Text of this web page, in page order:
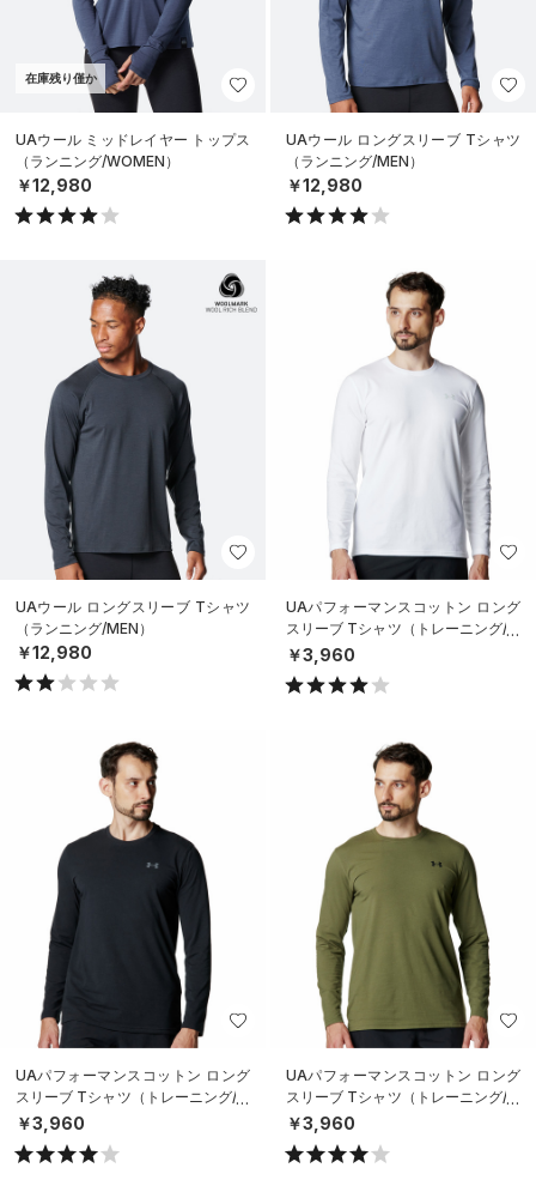
在庫残り僅か
UAウール ミッドレイヤー トップス
（ランニング/WOMEN）
￥12,980
UAウール ロングスリーブ Tシャツ
（ランニング/MEN）
￥12,980
UAウール ロングスリーブ Tシャツ
（ランニング/MEN）
￥12,980
UAパフォーマンスコットン ロング
スリーブ Tシャツ（トレーニング/M
EN）
￥3,960
UAパフォーマンスコットン ロング
スリーブ Tシャツ（トレーニング/M
EN）
￥3,960
UAパフォーマンスコットン ロング
スリーブ Tシャツ（トレーニング/M
EN）
￥3,960